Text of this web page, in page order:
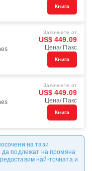
Книга
Започнете от
US$ 449.09
Цена/ Пакс
Книга
Започнете от
US$ 449.09
Цена/ Пакс
Книга
на тази
да подлежат на промяна
най-точната и